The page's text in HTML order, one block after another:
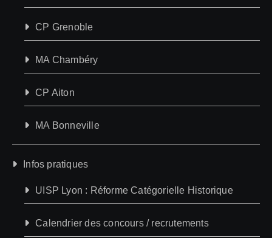
CP Grenoble
MA Chambéry
CP Aiton
MA Bonneville
Infos pratiques
UISP Lyon : Réforme Catégorielle Historique
Calendrier des concours / recrutements